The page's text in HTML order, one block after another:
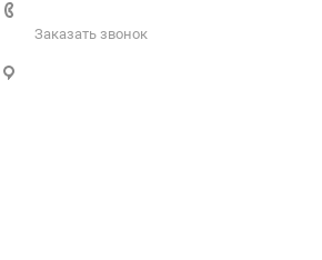
Заказать звонок